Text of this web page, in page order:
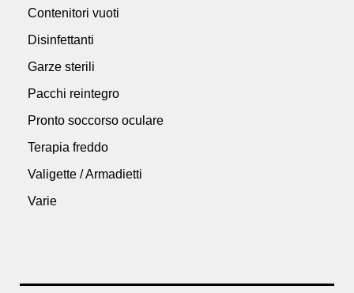
Contenitori vuoti
Disinfettanti
Garze sterili
Pacchi reintegro
Pronto soccorso oculare
Terapia freddo
Valigette / Armadietti
Varie